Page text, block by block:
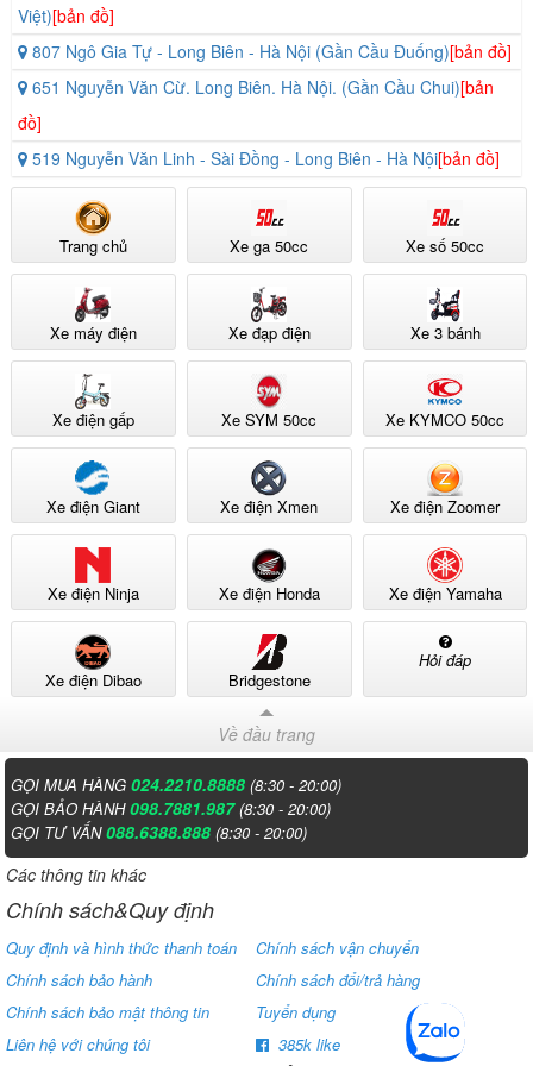
Cá tính rõ rệt
Thiết kế của Moka JS32 lấy cảm hứng từ hoạt hình hoặc phong cách
trẻ trung, với các chi tiết bo mềm mại. Các đường nét nhẹ nhàng ở
thân xe, tay nắm và đèn pha tạo nên diện mạo tươi mới, hợp với mọi
lứa tuổi trẻ trung.
Thể hiển phong cách sống hiện đại
Mẫu xe này dành cho người trẻ, đề cao sự tiện lợi, tiết kiệm và thời
trang. Đặc biệt khi đi kèm giấy tờ hợp pháp, xe không chỉ đẹp mà
còn hợp quy định pháp luật, hỗ trợ người dùng di chuyển tự tin.
Việt)[bản đồ]
807 Ngô Gia Tự - Long Biên - Hà Nội (Gần Cầu Đuống)[bản đồ]
651 Nguyễn Văn Cừ. Long Biên. Hà Nội. (Gần Cầu Chui)[bản
đồ]
519 Nguyễn Văn Linh - Sài Đồng - Long Biên - Hà Nội[bản đồ]
Trang chủ Xe ga 50cc Xe số 50cc
Xe máy điện Xe đạp điện Xe 3 bánh
Xe điện gấp Xe SYM 50cc Xe KYMCO 50cc
Xe điện Giant Xe điện Xmen Xe điện Zoomer
Xe điện Ninja Xe điện Honda Xe điện Yamaha
Xe điện Dibao Bridgestone
Hỏi đáp
Về đầu trang
GỌI MUA HÀNG024.2210.8888 (8:30 - 20:00)
GỌI BẢO HÀNH098.7881.987 (8:30 - 20:00)
GỌI TƯ VẤN088.6388.888 (8:30 - 20:00)
Các thông tin khác
Chính sách&Quy định
Quy định và hình thức thanh toán
Chính sách vận chuyển
Chính sách bảo hành
Chính sách đổi/trả hàng
Chính sách bảo mật thông tin
Tuyển dụng
Liên hệ với chúng tôi
385k like